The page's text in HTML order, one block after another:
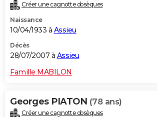
Créer une cagnotte obsèques
Naissance
10/04/1933 à Assieu
Décès
28/07/2007 à Assieu
Famille MABILON
Georges PIATON (78 ans)
Créer une cagnotte obsèques